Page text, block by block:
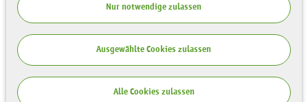
Nur notwendige zulassen
Ausgewählte Cookies zulassen
Alle Cookies zulassen